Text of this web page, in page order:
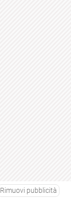
Rimuovi pubblicità